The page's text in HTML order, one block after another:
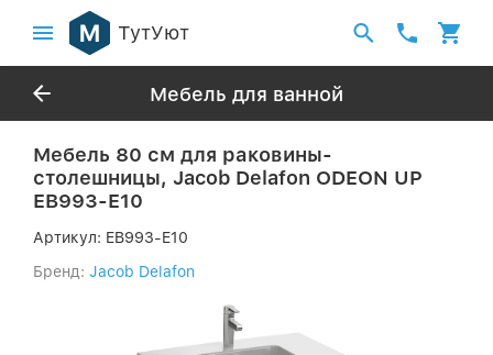
ТутУют
Мебель для ванной
Мебель 80 см для раковины-
столешницы, Jacob Delafon ODEON UP
EB993-E10
Артикул: EB993-E10
Бренд: Jacob Delafon